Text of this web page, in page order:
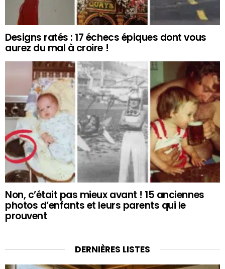
Designs ratés : 17 échecs épiques dont vous
aurez du mal à croire !
Non, c’était pas mieux avant ! 15 anciennes
photos d’enfants et leurs parents qui le
prouvent
DERNIÈRES LISTES